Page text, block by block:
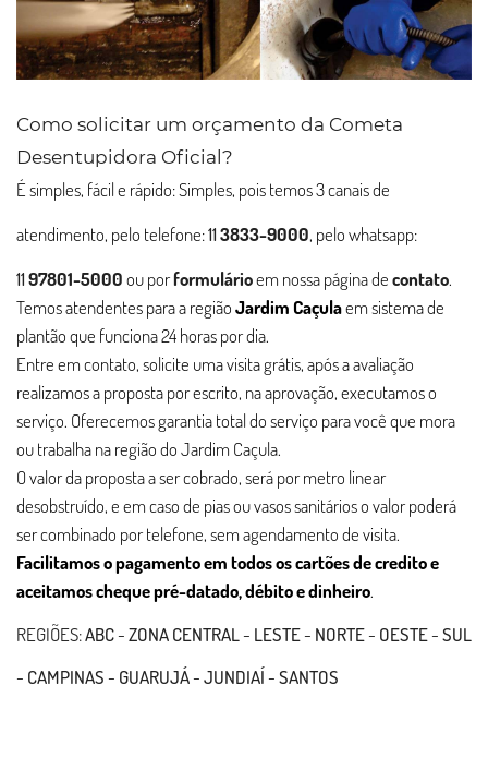
Como solicitar um orçamento da Cometa
Desentupidora Oficial?
É simples, fácil e rápido: Simples, pois temos 3 canais de
atendimento, pelo telefone:113833-9000, pelo whatsapp:
1197801-5000ou porformulárioem nossa página decontato.
Temos atendentes para a regiãoJardim Caçulaem sistema de
plantão que funciona 24 horas por dia.
Entre em contato, solicite uma visita grátis, após a avaliação
realizamos a proposta por escrito, na aprovação, executamos o
serviço. Oferecemos garantia total do serviço para você que mora
ou trabalha na região do Jardim Caçula.
O valor da proposta a ser cobrado, será por metro linear
desobstruído, e em caso de pias ou vasos sanitários o valor poderá
ser combinado por telefone, sem agendamento de visita.
Facilitamos o pagamento em todos os cartões de credito e
aceitamos cheque pré-datado, débito e dinheiro.
REGIÕES:ABC-ZONA CENTRAL- LESTE- NORTE- OESTE-SUL
- CAMPINAS- GUARUJÁ-JUNDIAÍ-SANTOS